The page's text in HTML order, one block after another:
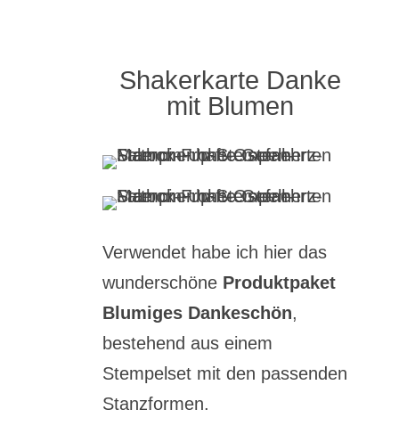
Shakerkarte Danke
mit Blumen
Verwendet habe ich hier das
wunderschöne Produktpaket
Blumiges Dankeschön,
bestehend aus einem
Stempelset mit den passenden
Stanzformen.